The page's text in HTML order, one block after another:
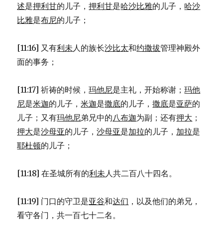
述是押利甘的儿子，押利甘是哈沙比雅的儿子， 哈沙
比雅是布尼的儿子；
[11:16] 又有利未人的族长沙比太和约撒拔管理神殿外
面的事务；
[11:17] 祈祷的时候，玛他尼是主礼，开始称谢；玛他
尼是米迦的儿子，米迦是撒底的儿子，撒底是亚萨的
儿子；又有玛他尼弟兄中的八布迦为副；还有押大 ；
押大是沙母亚的儿子，沙母亚是加拉的儿子， 加拉是
耶杜顿的儿子；
[11:18] 在圣城所有的利未人共二百八十四名。
[11:19] 门口的守卫是亚谷和达们 ，以及他们的弟兄，
看守各门，共一百七十二名。